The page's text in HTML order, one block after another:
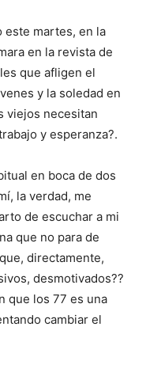
este martes, en la
en la revista de
que afligen el
y la soledad en
viejos necesitan
y esperanza?.
en boca de dos
la verdad, me
de escuchar a mi
que no para de
directamente,
desmotivados??
que los 77 es una
cambiar el